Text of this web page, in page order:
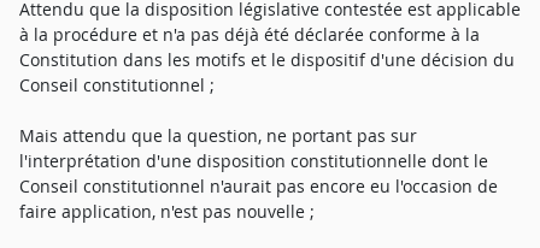
Attendu que la disposition législative contestée est applicable
à la procédure et n'a pas déjà été déclarée conforme à la
Constitution dans les motifs et le dispositif d'une décision du
Conseil constitutionnel ;
Mais attendu que la question, ne portant pas sur
l'interprétation d'une disposition constitutionnelle dont le
Conseil constitutionnel n'aurait pas encore eu l'occasion de
faire application, n'est pas nouvelle ;